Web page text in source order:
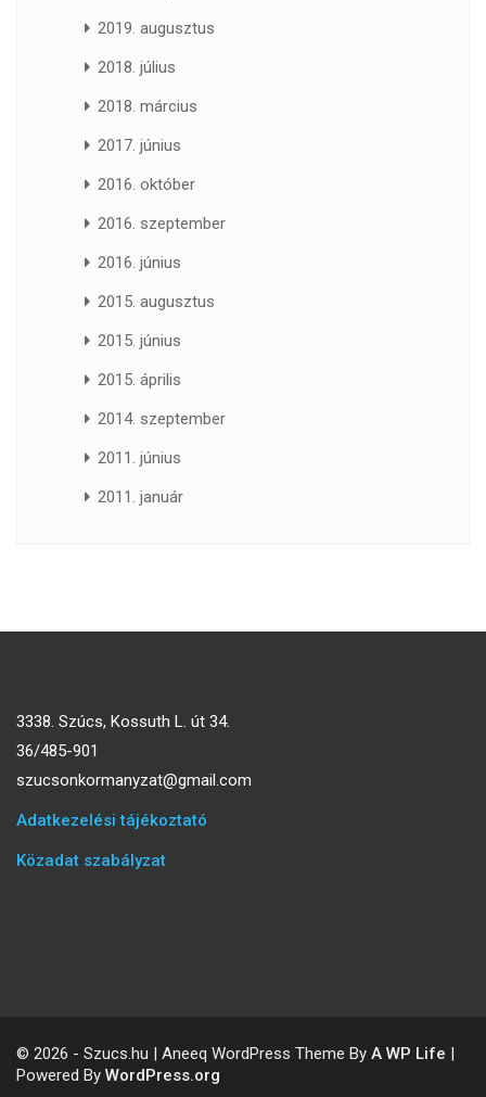
2019. augusztus
2018. július
2018. március
2017. június
2016. október
2016. szeptember
2016. június
2015. augusztus
2015. június
2015. április
2014. szeptember
2011. június
2011. január
3338. Szúcs, Kossuth L. út 34.
36/485-901
szucsonkormanyzat@gmail.com
Adatkezelési tájékoztató
Közadat szabályzat
© 2026 - Szucs.hu | Aneeq WordPress Theme By A WP Life |
Powered By WordPress.org